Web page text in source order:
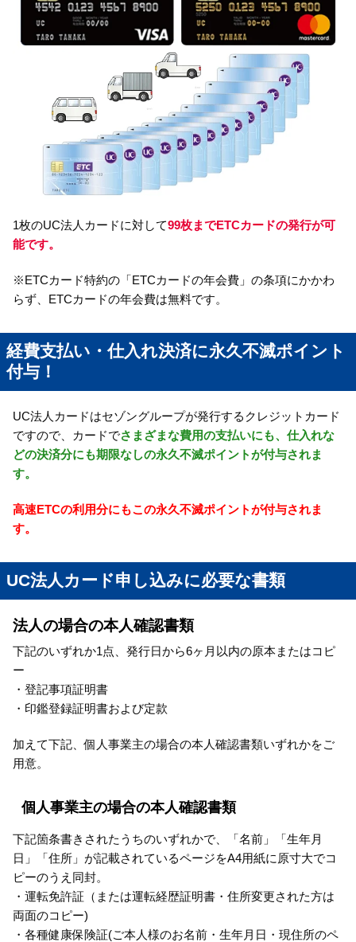
1枚のUC法人カードに対して99枚までETCカードの発行が可
能です。
※ETCカード特約の「ETCカードの年会費」の条項にかかわ
らず、ETCカードの年会費は無料です。
経費支払い・仕入れ決済に永久不滅ポイント
付与！
UC法人カードはセゾングループが発行するクレジットカード
ですので、カードでさまざまな費用の支払いにも、仕入れな
どの決済分にも期限なしの永久不滅ポイントが付与されま
す。
高速ETCの利用分にもこの永久不滅ポイントが付与されま
す。
UC法人カード申し込みに必要な書類
法人の場合の本人確認書類
下記のいずれか1点、発行日から6ヶ月以内の原本またはコピ
ー
・登記事項証明書
・印鑑登録証明書および定款
加えて下記、個人事業主の場合の本人確認書類いずれかをご
用意。
個人事業主の場合の本人確認書類
下記箇条書きされたうちのいずれかで、「名前」「生年月
日」「住所」が記載されているページをA4用紙に原寸大でコ
ピーのうえ同封。
・運転免許証（または運転経歴証明書・住所変更された方は
両面のコピー)
・各種健康保険証(ご本人様のお名前・生年月日・現住所のペ